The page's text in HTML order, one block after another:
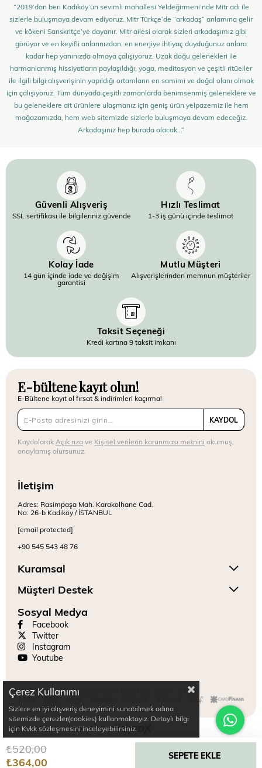
“2019’dan beri Kadıköy’ün sevimli mahallesi Yeldeğirmeni’nde Mitr adı ile
sizlerle buluşmaya devam ediyoruz. Mitr Türkçe’de “arkadaş” anlamına gelir
ve kökeni Sanskritçe’ye dayanır. Mitr ailesi olarak sizleri arkadaşımız gibi
görüyor ve en keyifli anlarınızdan, en enerjiye ihtiyaç duyduğunuz anlara
kadar hep yanınızda olmaya çalışıyoruz. Uzak doğu gelenekleri ile
harmanlanmış hissiyatların paylaşıldığı; yoga, meditasyon ve çeşitli ritüeller
ile ilgili bilgi alışverişinin yapıldığı ortamların en samimi ve doğal olanı olmak
için çalışıyoruz. Tüm dünyada çeşitli zamanlarda benimsenmiş geleneklere ve
bu geleneklere ait ürünlere ulaşmanız için geniş ürün yelpazemiz ile hem
mağazamızda, hem web sitemizde sizlerle buluşmaya devam edeceğiz.
Arkadaşınız hep burada olacak…”
Güvenli Alışveriş
SSL sertifikası ile bilgileriniz güvende
Hızlı Teslimat
1-3 iş günü içinde teslimat
Kolay İade
14 gün içinde iade ve değişim
garantisi
Mutlu Müşteri
Alışverişlerinden memnun müşteriler
Taksit Seçeneği
Kredi kartına 9 taksit imkanı
E-bültene kayıt olun!
E-Bültene kayıt ol fırsat & indirimleri kaçırma!
KAYDOL
Kaydolarak Açık rızave Kişisel verilerin korunması metnini okumuş,
onaylamış olursunuz.
İletişim
Adres: Rasimpaşa Mah. Karakolhane Cad.
No: 26-b Kadıköy / İSTANBUL
[email protected]
+90 545 543 48 76
Kuramsal
Müşteri Destek
Sosyal Medya
Facebook
Twitter
Instagram
Youtube
Copyright © 2024 Mitr. Tüm hakları saklıdır.
Çerez Kullanımı
Sizlere en iyi alışveriş deneyimini sunabilmek adına
sitemizde çerezler(cookies) kullanmaktayız. Detaylı bilgi
için Kvkk sözleşmesini inceleyebilirsiniz.
₺520,00
₺364,00